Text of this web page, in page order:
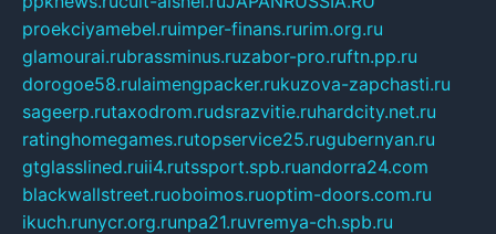
proekciyamebel.ruimper-finans.rurim.org.ru
glamourai.rubrassminus.ruzabor-pro.ruftn.pp.ru
dorogoe58.rulaimengpacker.rukuzova-zapchasti.ru
sageerp.rutaxodrom.rudsrazvitie.ruhardcity.net.ru
ratinghomegames.rutopservice25.rugubernyan.ru
gtglasslined.ruii4.rutssport.spb.ruandorra24.com
blackwallstreet.ruoboimos.ruoptim-doors.com.ru
ikuch.runycr.org.runpa21.ruvremya-ch.spb.ru